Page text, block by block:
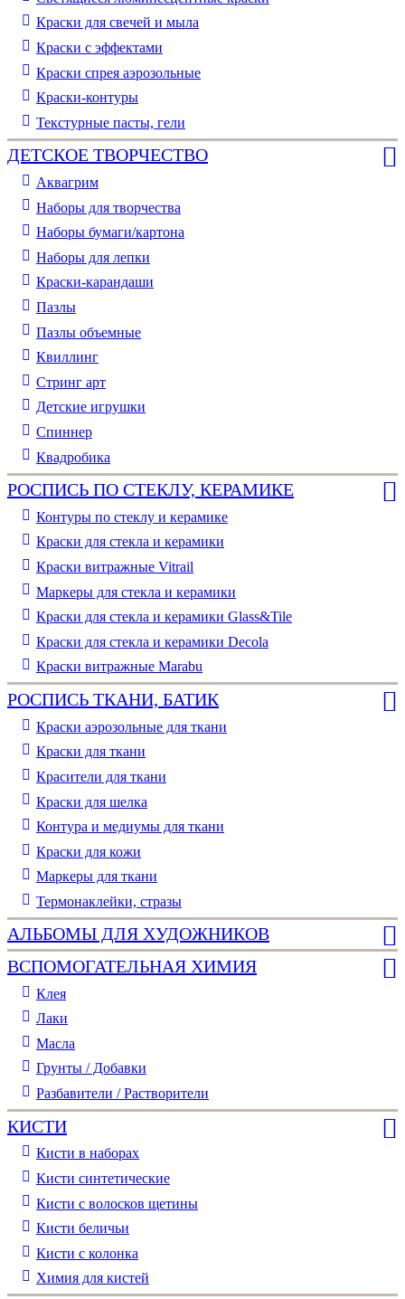
Краски для свечей и мыла
Краски с эффектами
Краски спрея аэрозольные
Краски-контуры
Текстурные пасты, гели
ДЕТСКОЕ ТВОРЧЕСТВО
Аквагрим
Наборы для творчества
Наборы бумаги/картона
Наборы для лепки
Краски-карандаши
Пазлы
Пазлы объемные
Квиллинг
Стринг арт
Детские игрушки
Спиннер
Квадробика
РОСПИСЬ ПО СТЕКЛУ, КЕРАМИКЕ
Контуры по стеклу и керамике
Краски для стекла и керамики
Краски витражные Vitrail
Маркеры для стекла и керамики
Краски для стекла и керамики Glass&Tile
Краски для стекла и керамики Decola
Краски витражные Marabu
РОСПИСЬ ТКАНИ, БАТИК
Краски аэрозольные для ткани
Краски для ткани
Красители для ткани
Краски для шелка
Контура и медиумы для ткани
Краски для кожи
Маркеры для ткани
Термонаклейки, стразы
АЛЬБОМЫ ДЛЯ ХУДОЖНИКОВ
ВСПОМОГАТЕЛЬНАЯ ХИМИЯ
Клея
Лаки
Масла
Грунты / Добавки
Разбавители / Растворители
КИСТИ
Кисти в наборах
Кисти синтетические
Кисти с волосков щетины
Кисти беличьи
Кисти с колонка
Химия для кистей